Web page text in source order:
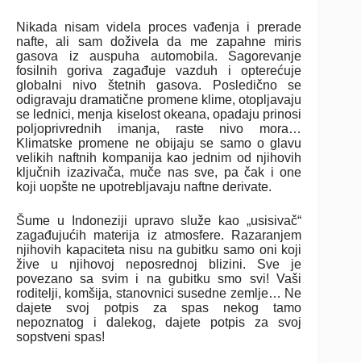
Nikada nisam videla proces vađenja i prerade
nafte, ali sam doživela da me zapahne miris
gasova iz auspuha automobila. Sagorevanje
fosilnih goriva zagađuje vazduh i opterećuje
globalni nivo štetnih gasova. Posledično se
odigravaju dramatične promene klime, otopljavaju
se lednici, menja kiselost okeana, opadaju prinosi
poljoprivrednih imanja, raste nivo mora…
Klimatske promene ne obijaju se samo o glavu
velikih naftnih kompanija kao jednim od njihovih
ključnih izazivača, muče nas sve, pa čak i one
koji uopšte ne upotrebljavaju naftne derivate.
Šume u Indoneziji upravo služe kao „usisivač“
zagađujućih materija iz atmosfere. Razaranjem
njihovih kapaciteta nisu na gubitku samo oni koji
žive u njihovoj neposrednoj blizini. Sve je
povezano sa svim i na gubitku smo svi! Vaši
roditelji, komšija, stanovnici susedne zemlje… Ne
dajete svoj potpis za spas nekog tamo
nepoznatog i dalekog, dajete potpis za svoj
sopstveni spas!